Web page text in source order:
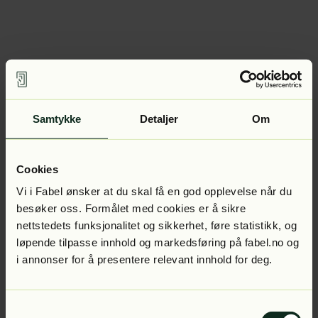
Samtykke Detaljer Om
Cookies
Vi i Fabel ønsker at du skal få en god opplevelse når du
besøker oss. Formålet med cookies er å sikre
nettstedets funksjonalitet og sikkerhet, føre statistikk, og
løpende tilpasse innhold og markedsføring på fabel.no og
i annonser for å presentere relevant innhold for deg.